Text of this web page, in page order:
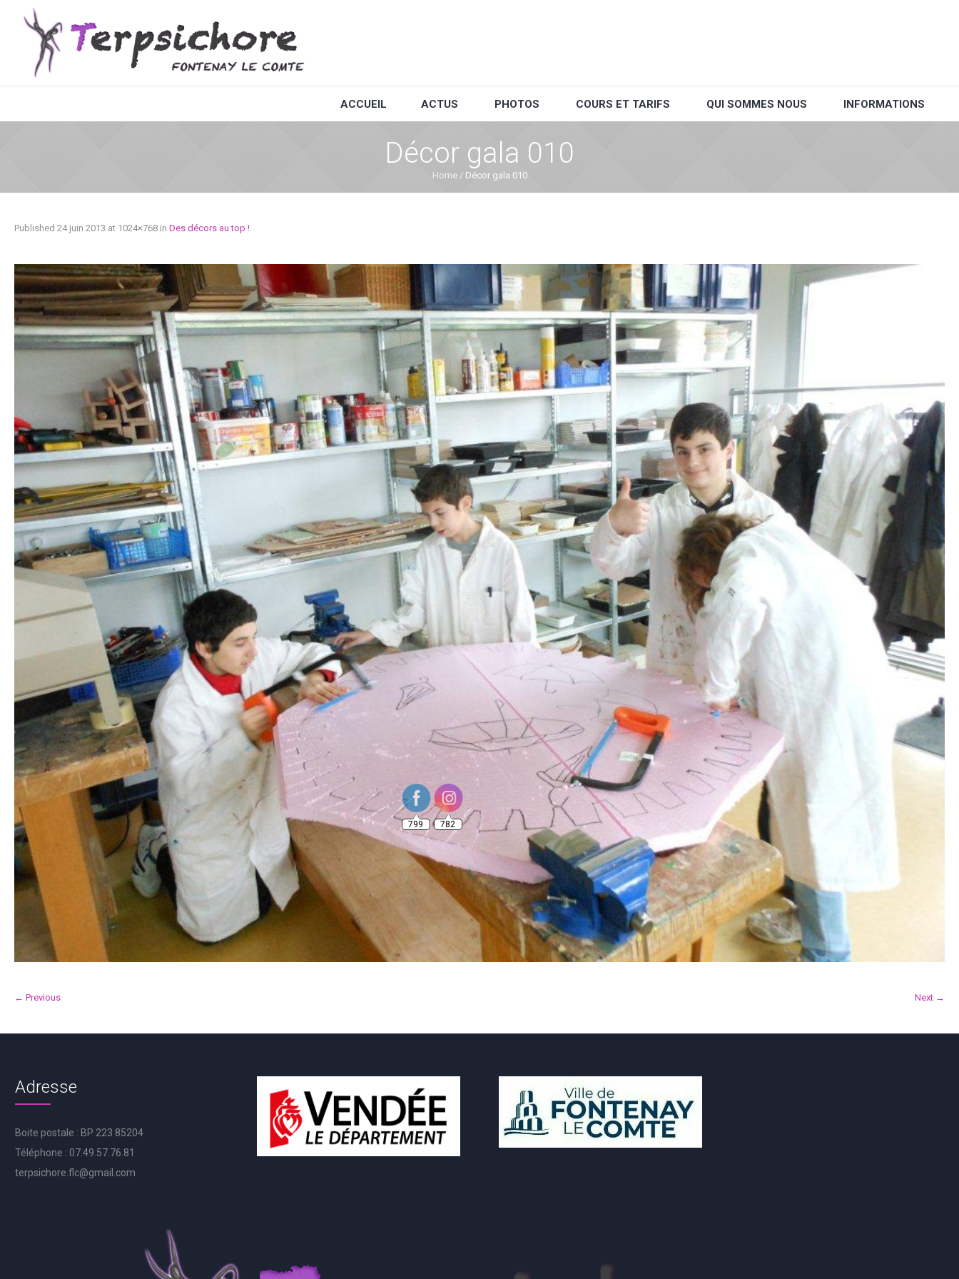
ACCUEIL ACTUS PHOTOS COURS ET TARIFS QUI SOMMES NOUS INFORMATIONS
Décor gala 010
Home / Décor gala 010
Published 24 juin 2013 at 1024×768 in Des décors au top !.
← Previous Next →
Adresse
Boite postale : BP 223 85204
Téléphone : 07.49.57.76.81
terpsichore.flc@gmail.com